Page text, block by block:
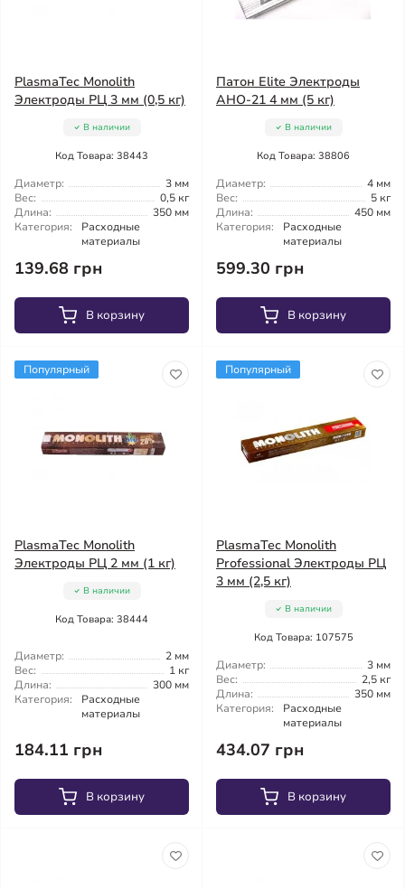
PlasmaTec Monolith
Электроды РЦ 3 мм (0,5 кг)
В наличии
Код Товара: 38443
Диаметр:
3 мм
Вес:
0,5 кг
Длина:
350 мм
Категория:
Расходные
материалы
139.68 грн
В корзину
Патон Elite Электроды
АНО-21 4 мм (5 кг)
В наличии
Код Товара: 38806
Диаметр:
4 мм
Вес:
5 кг
Длина:
450 мм
Категория:
Расходные
материалы
599.30 грн
В корзину
Популярный
PlasmaTec Monolith
Электроды РЦ 2 мм (1 кг)
В наличии
Код Товара: 38444
Диаметр:
2 мм
Вес:
1 кг
Длина:
300 мм
Категория:
Расходные
материалы
184.11 грн
В корзину
Популярный
PlasmaTec Monolith
Professional Электроды РЦ
3 мм (2,5 кг)
В наличии
Код Товара: 107575
Диаметр:
3 мм
Вес:
2,5 кг
Длина:
350 мм
Категория:
Расходные
материалы
434.07 грн
В корзину